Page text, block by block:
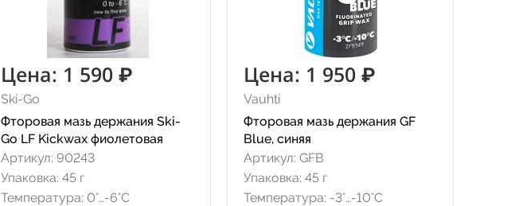
Цена: 1 590 ₽
Ski-Go
Фторовая мазь держания Ski-
Go LF Kickwax фиолетовая
Артикул: 90243
Упаковка: 45 г
Температура: 0°…-6°C
Цена: 1 950 ₽
Vauhti
Фторовая мазь держания GF
Blue, синяя
Артикул: GFB
Упаковка: 45 г
Температура: -3°…-10°C